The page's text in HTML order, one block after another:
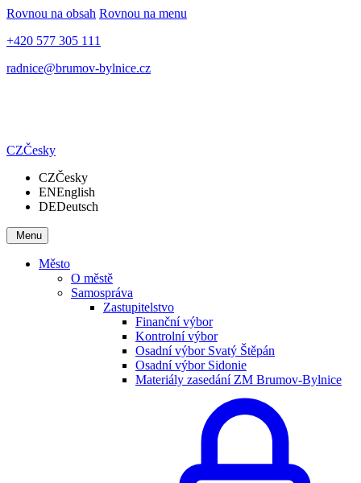
Rovnou na obsah Rovnou na menu
+420 577 305 111
radnice@brumov-bylnice.cz
CZČesky
CZČesky
ENEnglish
DEDeutsch
Menu
Město
O městě
Samospráva
Zastupitelstvo
Finanční výbor
Kontrolní výbor
Osadní výbor Svatý Štěpán
Osadní výbor Sidonie
Materiály zasedání ZM Brumov-Bylnice